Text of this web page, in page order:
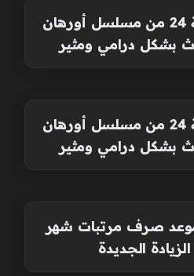
موعد عرض الحلقة 24 من مسلسل أورهان
بشكل درامي ومثير
موعد عرض الحلقة 24 من مسلسل أورهان
بشكل درامي ومثير
موعد صرف مرتبات شهر